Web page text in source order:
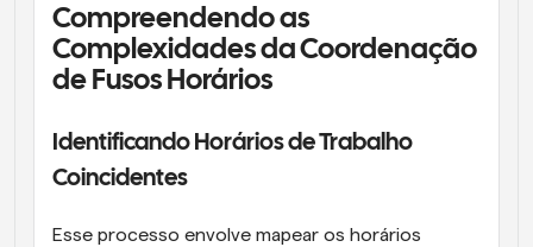
Compreendendo as
Complexidades da Coordenação
de Fusos Horários
Identificando Horários de Trabalho
Coincidentes
Esse processo envolve mapear os horários